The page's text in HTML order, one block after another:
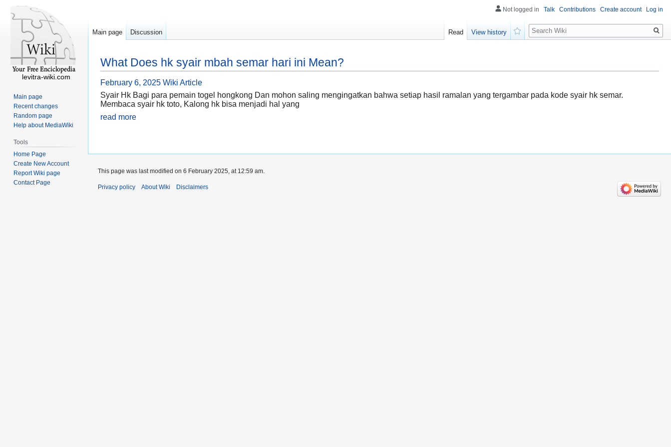
What Does hk syair mbah semar hari ini Mean?
February 6, 2025 Wiki Article
Syair Hk Bagi para pemain togel hongkong Dan mohon saling mengingatkan bahwa setiap hasil ramalan yang tergambar pada kode syair hk semar.
Membaca syair hk toto, Kalong hk bisa menjadi hal yang
read more
Not logged in Talk Contributions Create account Log in
Main page Discussion Read
View history
Search
levitra-wiki.com
Main page
Recent changes
Random page
Help about MediaWiki
Tools
Home Page
Create New Account
Report Wiki page
Contact Page
This page was last modified on 6 February 2025, at 12:59 am.
Privacy policy About Wiki Disclaimers